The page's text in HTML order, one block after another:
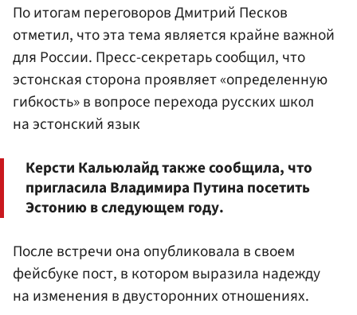
По итогам переговоров Дмитрий Песков
отметил, что эта тема является крайне важной
для России. Пресс-секретарь сообщил, что
эстонская сторона проявляет «определенную
гибкость» в вопросе перехода русских школ
на эстонский язык
Керсти Кальюлайд также сообщила, что
пригласила Владимира Путина посетить
Эстонию в следующем году.
После встречи она опубликовала в своем
фейсбуке пост, в котором выразила надежду
на изменения в двусторонних отношениях.